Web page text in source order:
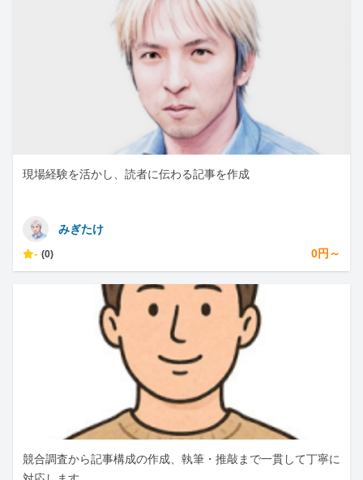
現場経験を活かし、読者に伝わる記事を作成
みぎたけ
- (0) 0円～
競合調査から記事構成の作成、執筆・推敲まで一貫して丁寧に